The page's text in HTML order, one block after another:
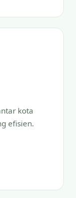
kota
efisien.